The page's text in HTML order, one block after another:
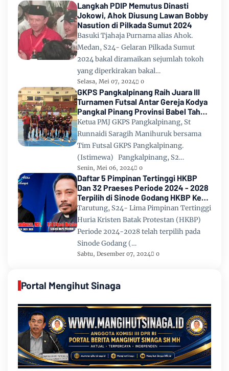
Langkah PDIP Memutus Dinasti
Jokowi, Ahok Diusung Lawan Bobby
Nasution di Pilkada Sumut 2024
Basuki Tjahaja Purnama alias Ahok.
Medan, S24- Gelaran Pilkada Sumut
2024 bakal diramaikan sejumlah tokoh
yang diperkirakan bakal…
Selasa, Mei 07, 2024 0
GKPS Pangkalpinang Raih Juara III
Turnamen Futsal Antar Gereja Kodya
Pangkal Pinang Provinsi Babel Tahun
2024
Ketua PMJ GKPS Pangkalpinang, St
Runnaidi Saragih Manihuruk bersama
Tim Futsal GKPS Pangkalpinang.
(Istimewa) Pangkalpinang, S2…
Senin, Mei 06, 2024 0
Daftar 5 Pimpinan Tertinggi HKBP
Dan 32 Praeses Periode 2024 - 2028
Terpilih di Sinode Godang HKBP Ke
67 Tahun 2024
Tarutung, S24- Lima Pimpinan Tertinggi
Huria Kristen Batak Protestan (HKBP)
Periode 2024-2028 telah terpilih pada
Sinode Godang (…
Sabtu, Desember 07, 2024 0
Portal Mengihut Sinaga